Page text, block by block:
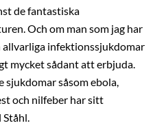
de fantastiska
Och om man som jag har
infektionssjukdomar
mycket sådant att erbjuda.
sjukdomar såsom ebola,
och nilfeber har sitt
Ståhl.